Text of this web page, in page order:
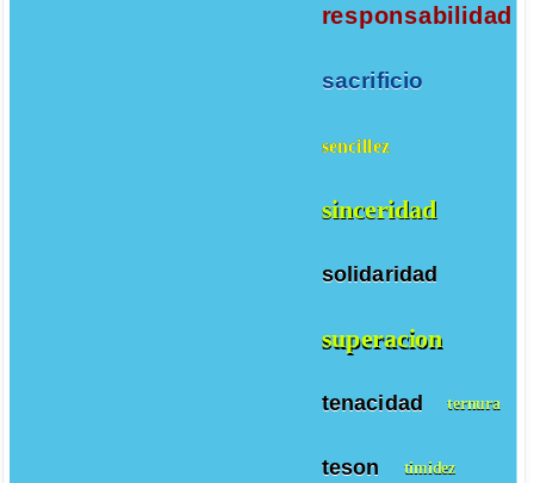
responsabilidad
sacrificio
sencillez
sinceridad
solidaridad
superacion
tenacidad ternura
teson timidez